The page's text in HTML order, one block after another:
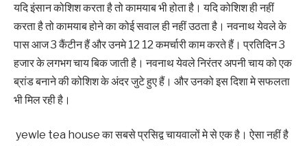
यदि इंसान कोशिश करता है तो कामयाब भी होता है। यदि कोशिश ही नहीं
करता है तो कामयाब होने का कोई सवाल ही नहीं उठता है। नवनाथ येवले के
पास आज 3 कैंटीन हैं और उनमे 12 12 कमर्चारी काम करते हैं। प्रतिदिन 3
हजार के लगभग चाय बिक जाती है। नवनाथ येवले निरंतर अपनी चाय ‌‌‌को एक
ब्रांड बनाने की कोशिश के अंदर जुटे हुए हैं। और उनको इस दिशा मे सफलता
भी मिल रही है।
‌‌‌ yewle tea house का सबसे प्रसिद्व चायवालों मे से एक है। ऐसा नहीं है